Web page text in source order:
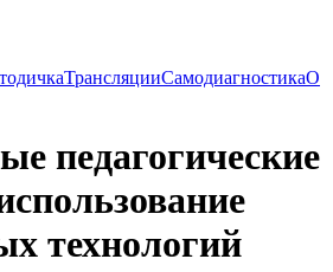
ТрансляцииСамодиагностикаО
педагогические
технологий